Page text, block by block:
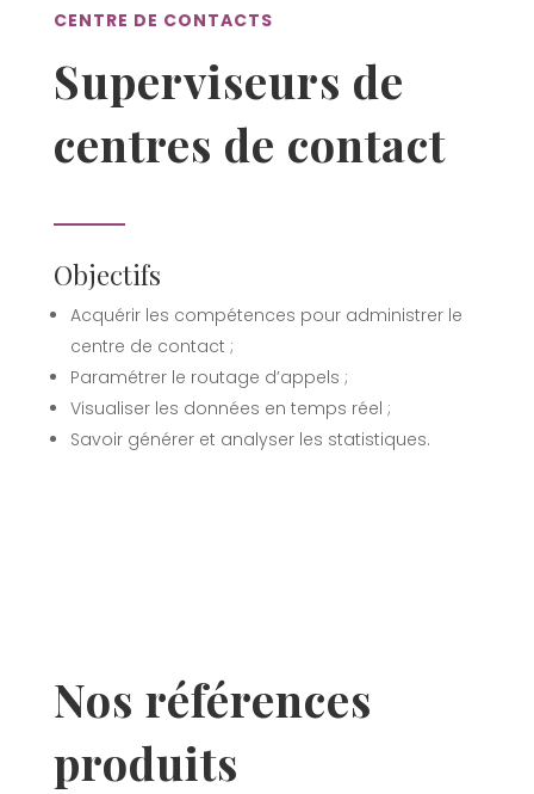
CENTRE DE CONTACTS
Superviseurs de
centres de contact
Objectifs
Acquérir les compétences pour administrer le
centre de contact ;
Paramétrer le routage d’appels ;
Visualiser les données en temps réel ;
Savoir générer et analyser les statistiques.
Nos références
produits